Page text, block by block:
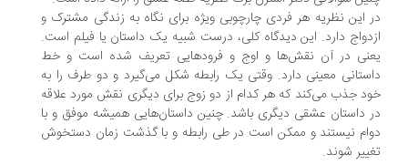
این نظریه هر فردی چارچوبی ویژه برای نگاه به زندگی مشترک و
دارد. این دیدگاه کلی، درست شبیه یک داستان یا فیلم است.
در آن نقش‌ها و اوج و فرودهایی تعریف شده است و خط
معینی دارد. وقتی یک رابطه شکل می‌گیرد و دو طرف را به
جذب می‌کند که هر کدام از دو زوج برای دیگری نقش مورد علاقه‌
داستان عشقی دیگری باشد. چنین داستان‌هایی همیشه موفق و با
نیستند و ممکن است در طی رابطه و با گذشت زمان دستخوش
شوند.